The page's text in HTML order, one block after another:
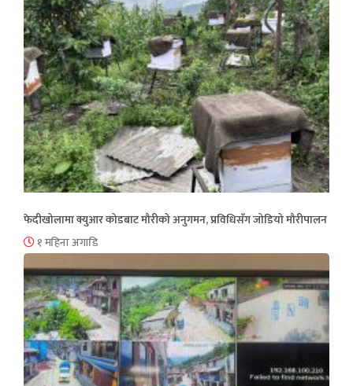
फेदीखोलामा क्युआर कोडबाट मौरीको अनुगमन, प्रविधिसँग जोडियो मौरीपालन
१ महिना अगाडि